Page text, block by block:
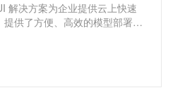
解决方案为企业提供云上快速
供了方便、高效的模型部署产
便快捷、开箱即用，多版本部
优势。